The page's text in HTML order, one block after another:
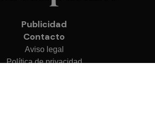
Publicidad
Contacto
Aviso legal
Política de privacidad